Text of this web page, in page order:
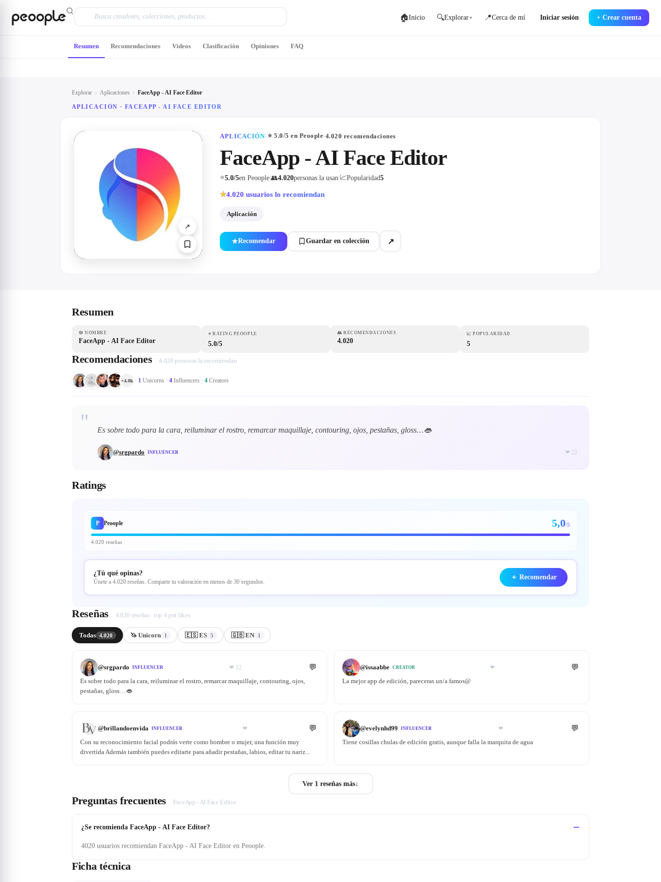
🏠Inicio 🔍Explorar ▾ 📍Cerca de mí Iniciar sesión + Crear cuenta
Explorar › Aplicaciones › FaceApp - AI Face Editor
APLICACIÓN · FACEAPP - AI FACE EDITOR
↗
APLICACIÓN·⭐ 5.0/5 en Peoople·4.020 recomendaciones
FaceApp - AI Face Editor
⭐5.0/5en Peoople 👥4.020personas la usan 📈Popularidad5
★4.020 usuarios lo recomiendan
Aplicación
★Recomendar Guardar en colección ↗
Resumen Recomendaciones Vídeos Clasificación Opiniones FAQ
Resumen
📛 NOMBRE
FaceApp - AI Face Editor
⭐ RATING PEOOPLE
5.0/5
👥 RECOMENDACIONES
4.020
📈 POPULARIDAD
5
Recomendaciones 4.020 personas la recomiendan
+4.0k · 1 Unicorns · 4 Influencers · 4 Creators
" Es sobre todo para la cara, reiluminar el rostro, remarcar maquillaje, contouring, ojos, pestañas, gloss…👄
@srgpardo INFLUENCER ❤ 22
Ratings
P Peoople 5,0/5
4.020 reseñas
¿Tú qué opinas?
Únete a 4.020 reseñas. Comparte tu valoración en menos de 30 segundos.
＋ Recomendar
Reseñas 4.020 reseñas · top 4 por likes
Todas 4.020 🦄 Unicorn 1 🇪🇸 ES 5 🇬🇧 EN 1
@srgpardo INFLUENCER ❤ 22 💬
Es sobre todo para la cara, reiluminar el rostro, remarcar maquillaje, contouring, ojos,
pestañas, gloss…👄
@issaabbe CREATOR ❤ 💬
La mejor app de edición, pareceras un/a famos@
@brillandoenvida INFLUENCER ❤ 💬
Con su reconocimiento facial podrás verte como hombre o mujer, una función muy
divertida Además también puedes editarte para añadir pestañas, labios, editar tu nariz...
@evelynhd99 INFLUENCER ❤ 💬
Tiene cosillas chulas de edición gratis, aunque falla la marquita de agua
Ver 1 reseñas más↓
Preguntas frecuentes FaceApp - AI Face Editor
¿Se recomienda FaceApp - AI Face Editor?
4020 usuarios recomiendan FaceApp - AI Face Editor en Peoople.
Ficha técnica